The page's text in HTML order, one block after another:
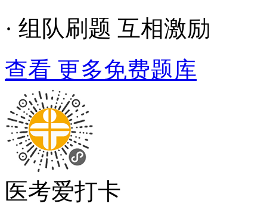
· 组队刷题 互相激励
查看 更多免费题库
医考爱打卡